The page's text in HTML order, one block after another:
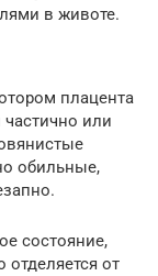
в животе.
плацента
или
обильные,
состояние,
от